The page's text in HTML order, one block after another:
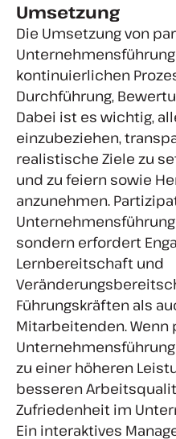
Umsetzung
Die Umsetzung von
kontinuierlichen
Durchführung,
Dabei ist es wichtig,
einzubeziehen,
realistische Ziele zu
und zu feiern sowie
anzunehmen.
sondern erfordert
Lernbereitschaft und
Führungskräften als
Mitarbeitenden. Wenn
zu einer höheren
besseren
Zufriedenheit im
Ein interaktives